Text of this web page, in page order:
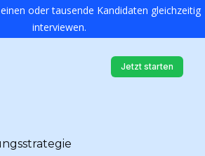
oder tausende Kandidaten gleichzeitig
interviewen.
Jetzt starten